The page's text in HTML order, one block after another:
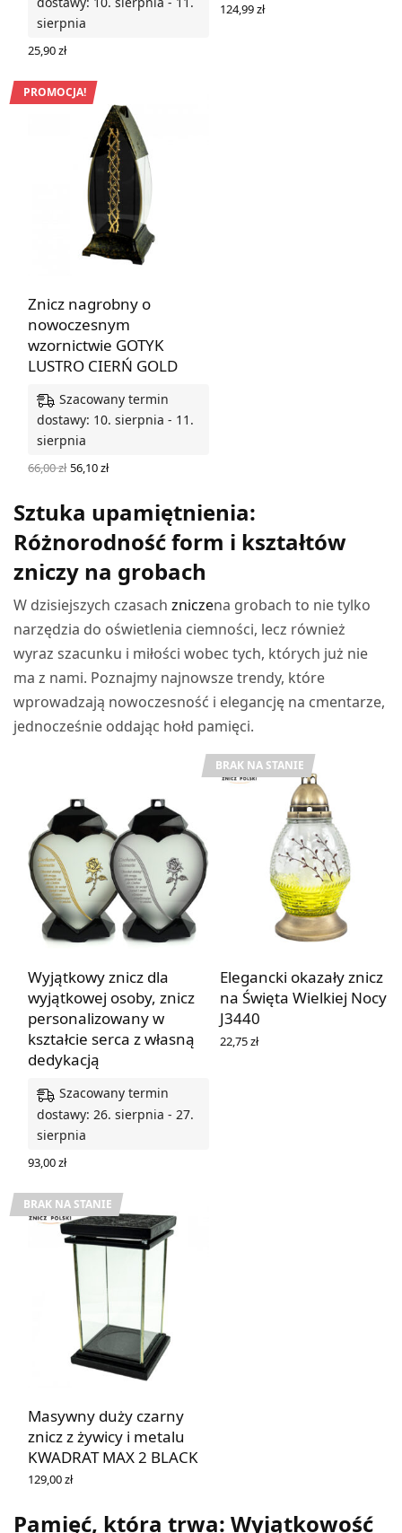
sierpnia
25,90zł
124,99zł
PROMOCJA!
Znicz nagrobny o
nowoczesnym
wzornictwie GOTYK
LUSTRO CIERŃ GOLD
Szacowany termin
dostawy: 10. sierpnia - 11.
sierpnia
66,00zł Pierwotna
cena
66,00 zł.
56,10złAktualna
56,10 zł.
Sztuka upamiętnienia:
Różnorodność form i kształtów
zniczy na grobach
W dzisiejszych czasachzniczena grobach to nie tylko
narzędzia do oświetlenia ciemności, lecz również
wyraz szacunku i miłości wobec tych, których już nie
ma z nami. Poznajmy najnowsze trendy, które
wprowadzają nowoczesność i elegancję na cmentarze,
jednocześnie oddając hołd pamięci.
Wyjątkowy znicz dla
wyjątkowej osoby, znicz
personalizowany w
kształcie serca z własną
dedykacją
Szacowany termin
dostawy: 26. sierpnia - 27.
sierpnia
93,00zł
BRAK NA STANIE
Elegancki okazały znicz
na Święta Wielkiej Nocy
J3440
22,75zł
BRAK NA STANIE
Masywny duży czarny
znicz z żywicy i metalu
KWADRAT MAX 2 BLACK
129,00zł
Pamięć, która trwa: Wyjątkowość